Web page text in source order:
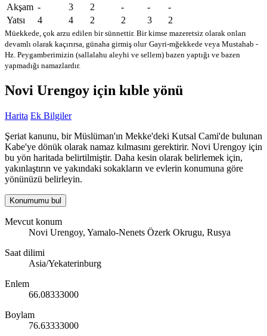
Akşam - 3 2 - -
-
Yatsı
4 4 2 2 3 2
Müekkede, çok arzu edilen bir sünnettir. Bir kimse mazeretsiz olarak onları
devamlı olarak kaçırırsa, günaha girmiş olur Gayri-mğekkede veya Mustahab -
Hz. Peygamberimizin (sallalahu aleyhi ve sellem) bazen yaptığı ve bazen
yapmadığı namazlardır.
Novi Urengoy için kıble yönü
Harita Ek Bilgiler
Şeriat kanunu, bir Müslüman'ın Mekke'deki Kutsal Cami'de bulunan
Kabe'ye dönük olarak namaz kılmasını gerektirir. Novi Urengoy için
bu yön haritada belirtilmiştir. Daha kesin olarak belirlemek için,
yakınlaştırın ve yakındaki sokakların ve evlerin konumuna göre
yönünüzü belirleyin.
Konumumu bul
Mevcut konum
Novi Urengoy, Yamalo-Nenets Özerk Okrugu, Rusya
Saat dilimi
Asia/Yekaterinburg
Enlem
66.08333000
Boylam
76.63333000